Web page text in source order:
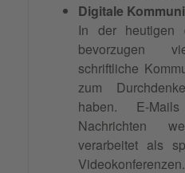
Digitale
In der heutigen
bevorzugen
schriftliche
zum
haben. E-
Nachrichten
verarbeitet als
Videokonferenzen.